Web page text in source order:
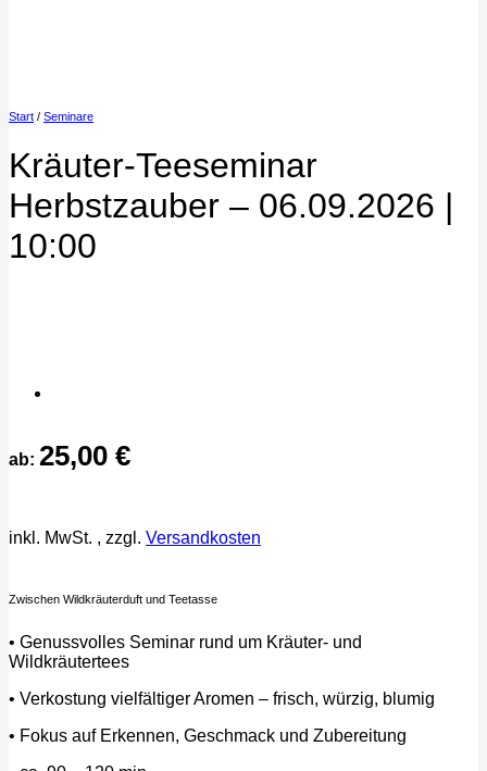
Start / Seminare
Kräuter-Teeseminar
Herbstzauber – 06.09.2026 |
10:00
ab: 25,00 €
inkl. MwSt. , zzgl. Versandkosten
Zwischen Wildkräuterduft und Teetasse
• Genussvolles Seminar rund um Kräuter- und
Wildkräutertees
• Verkostung vielfältiger Aromen – frisch, würzig, blumig
• Fokus auf Erkennen, Geschmack und Zubereitung